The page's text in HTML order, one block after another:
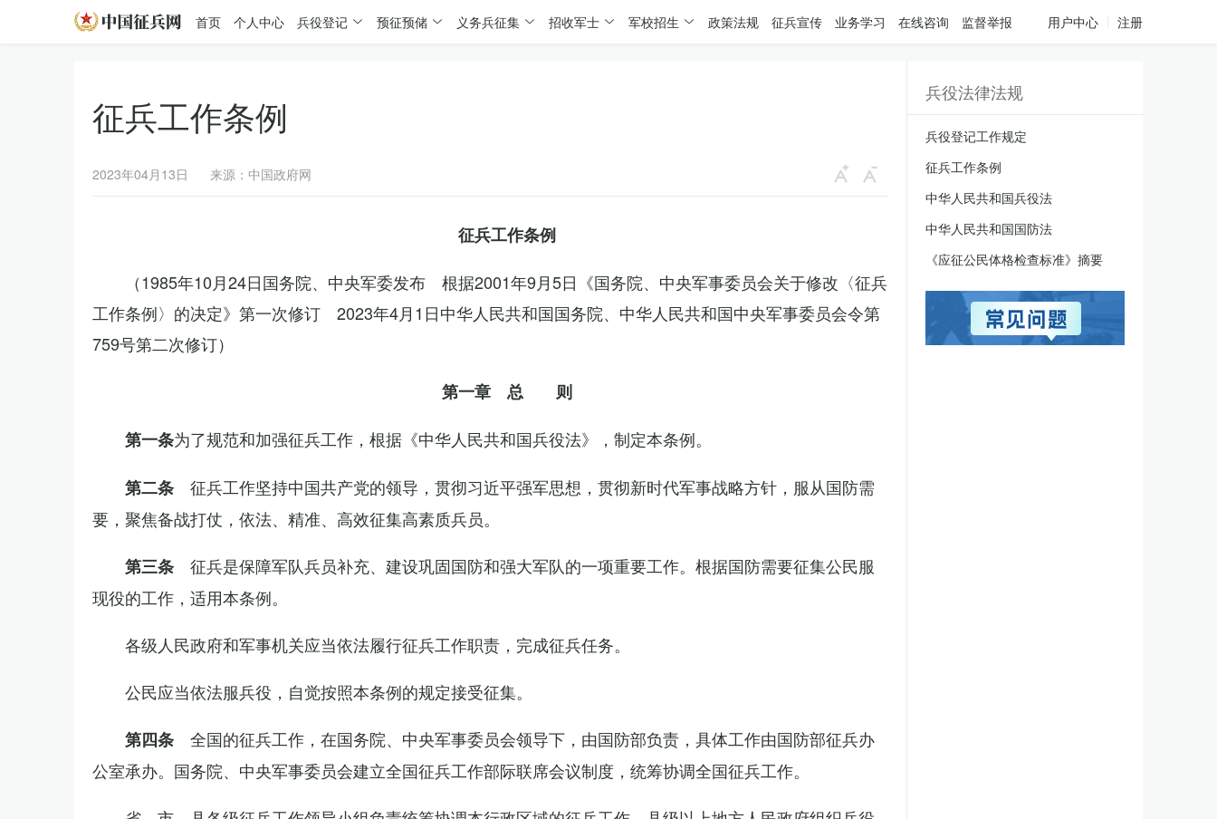
首页 个人中心 兵役登记 预征预储 义务兵征集 招收军士 军校招生 政策法规 征兵宣传 业务学习 在线咨询 监督举报 用户中心 注册
征兵工作条例
2023年04月13日 来源：中国政府网
征兵工作条例
（1985年10月24日国务院、中央军委发布 根据2001年9月5日《国务院、中央军事委员会关于修改〈征兵
工作条例〉的决定》第一次修订 2023年4月1日中华人民共和国国务院、中华人民共和国中央军事委员会令第
759号第二次修订）
第一章 总 则
第一条为了规范和加强征兵工作，根据《中华人民共和国兵役法》，制定本条例。
第二条 征兵工作坚持中国共产党的领导，贯彻习近平强军思想，贯彻新时代军事战略方针，服从国防需
要，聚焦备战打仗，依法、精准、高效征集高素质兵员。
第三条 征兵是保障军队兵员补充、建设巩固国防和强大军队的一项重要工作。根据国防需要征集公民服
现役的工作，适用本条例。
各级人民政府和军事机关应当依法履行征兵工作职责，完成征兵任务。
公民应当依法服兵役，自觉按照本条例的规定接受征集。
第四条 全国的征兵工作，在国务院、中央军事委员会领导下，由国防部负责，具体工作由国防部征兵办
公室承办。国务院、中央军事委员会建立全国征兵工作部际联席会议制度，统筹协调全国征兵工作。
兵役法律法规
兵役登记工作规定
征兵工作条例
中华人民共和国兵役法
中华人民共和国国防法
《应征公民体格检查标准》摘要